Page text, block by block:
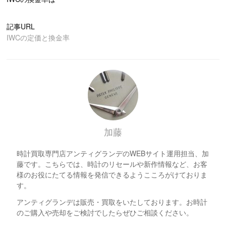
記事URL
IWCの定価と換金率
加藤
時計買取専門店アンティグランデのWEBサイト運用担当、加
藤です。こちらでは、時計のリセールや新作情報など、お客
様のお役にたてる情報を発信できるようこころがけておりま
す。
アンティグランデは販売・買取をいたしております。お時計
のご購入や売却をご検討でしたらぜひご相談ください。